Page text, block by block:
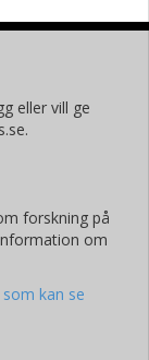
eller vill ge
forskning på
om
kan se